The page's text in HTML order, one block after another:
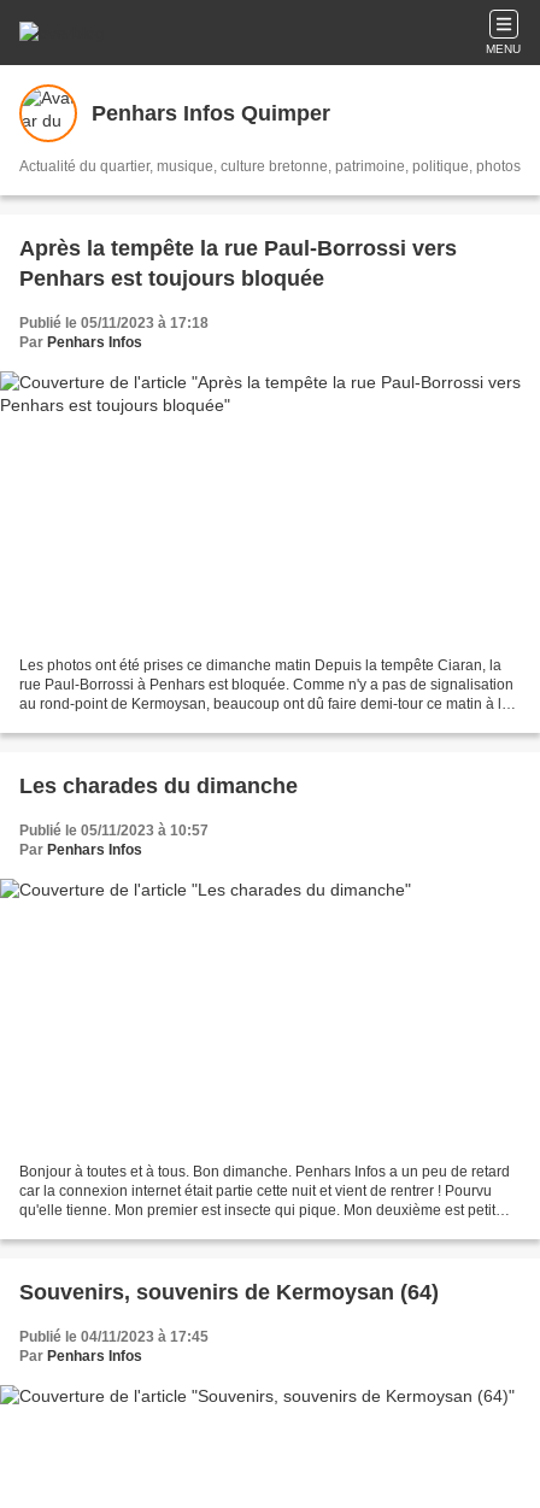
MENU
Penhars Infos Quimper
Actualité du quartier, musique, culture bretonne, patrimoine, politique, photos
Après la tempête la rue Paul-Borrossi vers
Penhars est toujours bloquée
Publié le 05/11/2023 à 17:18
Par Penhars Infos
Les photos ont été prises ce dimanche matin Depuis la tempête Ciaran, la
rue Paul-Borrossi à Penhars est bloquée. Comme n'y a pas de signalisation
au rond-point de Kermoysan, beaucoup ont dû faire demi-tour ce matin à la
Les charades du dimanche
Publié le 05/11/2023 à 10:57
Par Penhars Infos
Bonjour à toutes et à tous. Bon dimanche. Penhars Infos a un peu de retard
car la connexion internet était partie cette nuit et vient de rentrer ! Pourvu
qu'elle tienne. Mon premier est insecte qui pique. Mon deuxième est petit
Souvenirs, souvenirs de Kermoysan (64)
Publié le 04/11/2023 à 17:45
Par Penhars Infos